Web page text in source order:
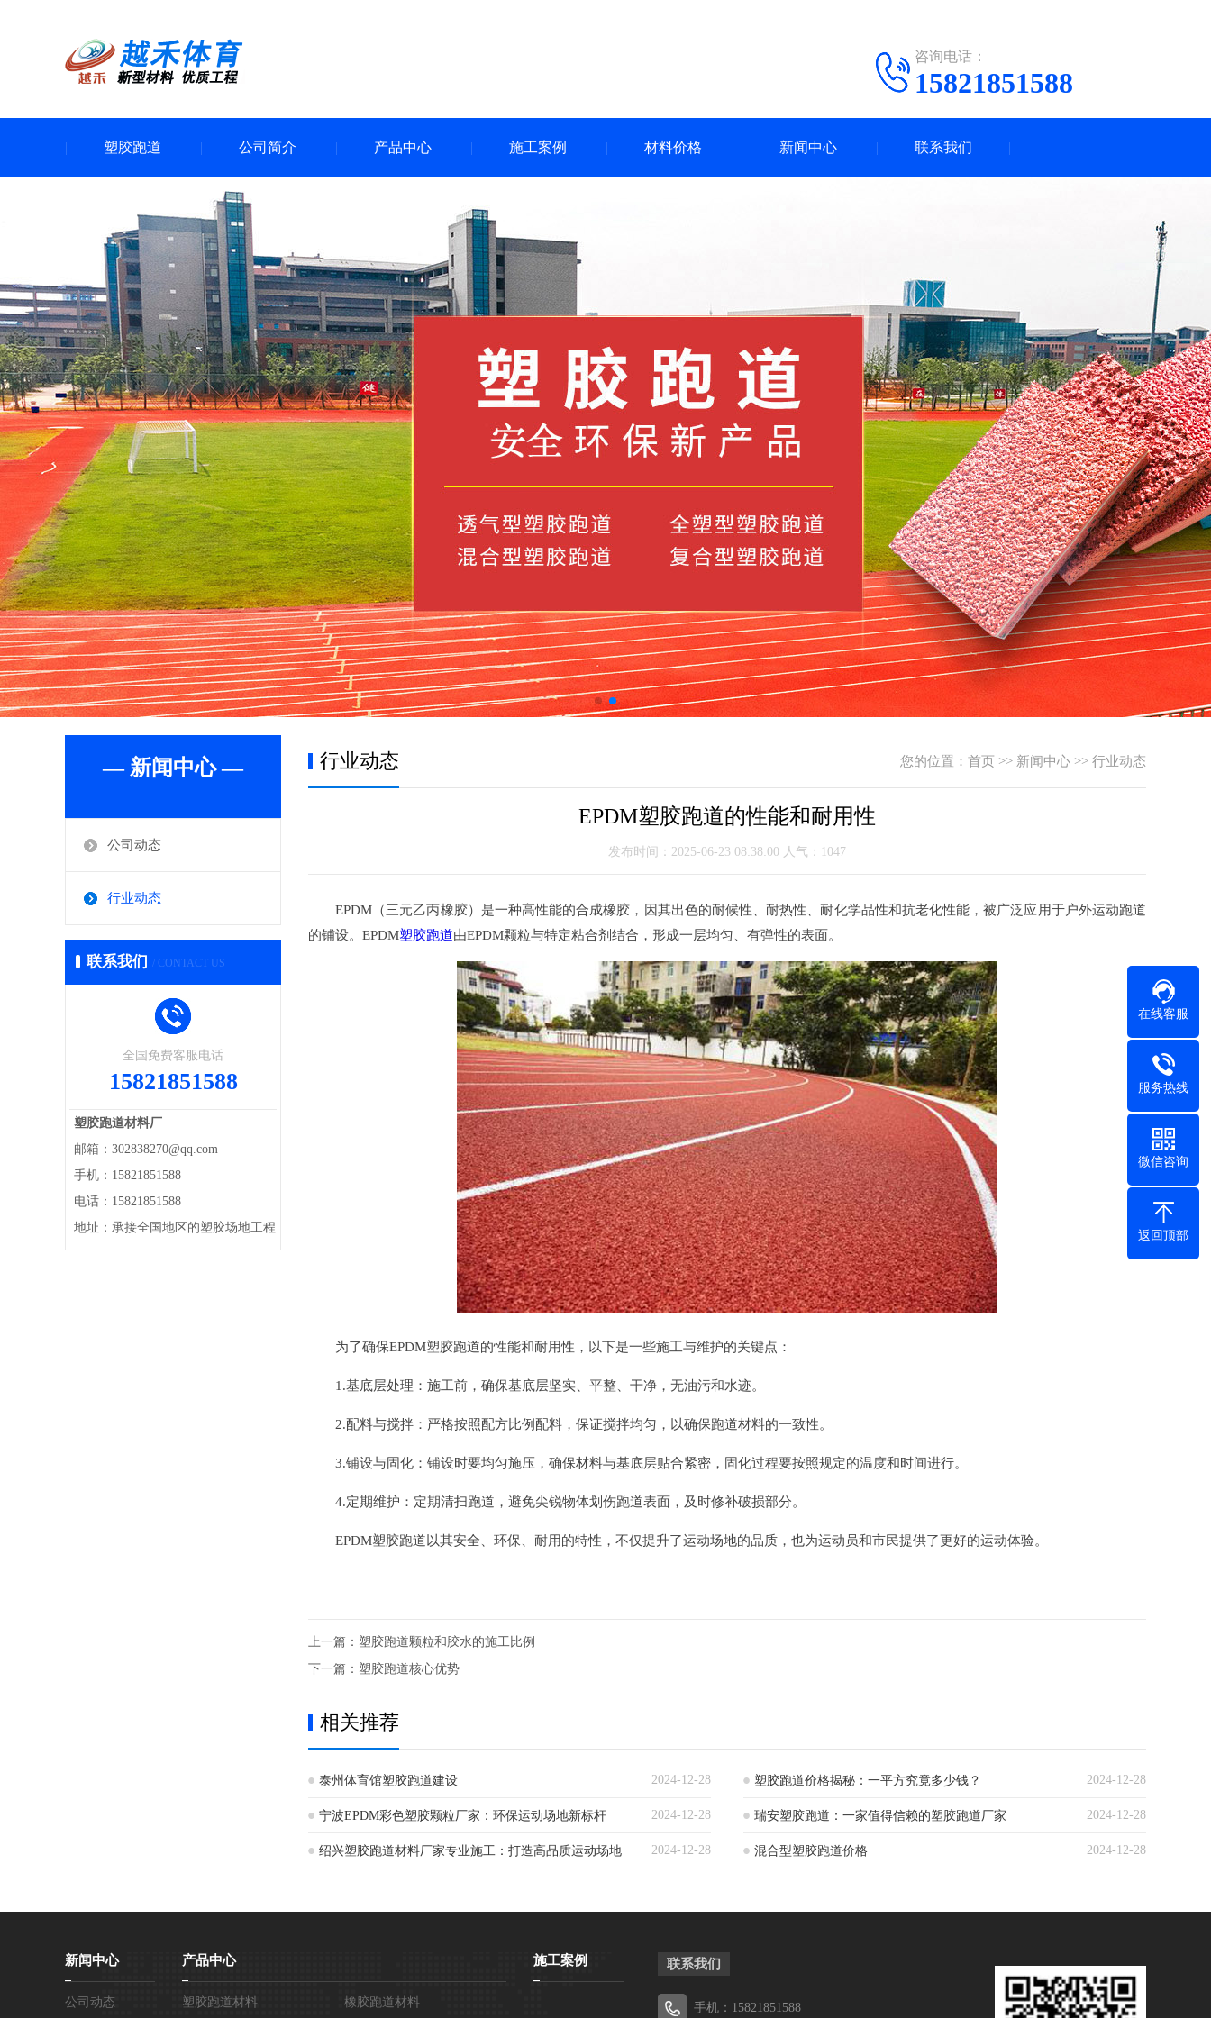
咨询电话：
15821851588
塑胶跑道 公司简介 产品中心 施工案例 材料价格 新闻中心 联系我们
— 新闻中心 —
公司动态
行业动态
联系我们 / CONTACT US
全国免费客服电话
15821851588
塑胶跑道材料厂
邮箱：302838270@qq.com
手机：15821851588
电话：15821851588
地址：承接全国地区的塑胶场地工程
您的位置： 首页 >> 新闻中心 >> 行业动态
行业动态
EPDM塑胶跑道的性能和耐用性
发布时间：2025-06-23 08:38:00 人气：1047
EPDM（三元乙丙橡胶）是一种高性能的合成橡胶，因其出色的耐候性、耐热性、耐化学品性和抗老化性能，被广泛应用于户外运动跑道
的铺设。EPDM塑胶跑道由EPDM颗粒与特定粘合剂结合，形成一层均匀、有弹性的表面。
为了确保EPDM塑胶跑道的性能和耐用性，以下是一些施工与维护的关键点：
1.基底层处理：施工前，确保基底层坚实、平整、干净，无油污和水迹。
2.配料与搅拌：严格按照配方比例配料，保证搅拌均匀，以确保跑道材料的一致性。
3.铺设与固化：铺设时要均匀施压，确保材料与基底层贴合紧密，固化过程要按照规定的温度和时间进行。
4.定期维护：定期清扫跑道，避免尖锐物体划伤跑道表面，及时修补破损部分。
EPDM塑胶跑道以其安全、环保、耐用的特性，不仅提升了运动场地的品质，也为运动员和市民提供了更好的运动体验。
上一篇： 塑胶跑道颗粒和胶水的施工比例
下一篇： 塑胶跑道核心优势
相关推荐
2024-12-28
泰州体育馆塑胶跑道建设 2024-12-28
塑胶跑道价格揭秘：一平方究竟多少钱？
2024-12-28
宁波EPDM彩色塑胶颗粒厂家：环保运动场地新标杆 2024-12-28
瑞安塑胶跑道：一家值得信赖的塑胶跑道厂家
2024-12-28
绍兴塑胶跑道材料厂家专业施工：打造高品质运动场地 2024-12-28
混合型塑胶跑道价格
新闻中心
公司动态
产品中心
塑胶跑道材料 橡胶跑道材料
施工案例 联系我们
手机：15821851588
在线客服
服务热线
微信咨询
返回顶部